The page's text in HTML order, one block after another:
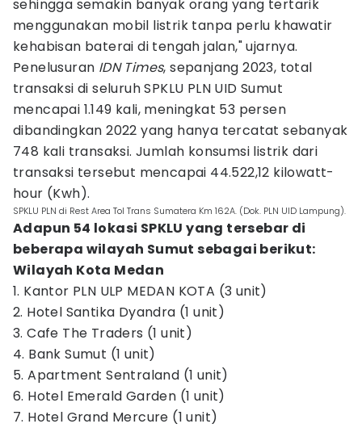
sehingga semakin banyak orang yang tertarik
menggunakan mobil listrik tanpa perlu khawatir
kehabisan baterai di tengah jalan," ujarnya.
Penelusuran IDN Times, sepanjang 2023, total
transaksi di seluruh SPKLU PLN UID Sumut
mencapai 1.149 kali, meningkat 53 persen
dibandingkan 2022 yang hanya tercatat sebanyak
748 kali transaksi. Jumlah konsumsi listrik dari
transaksi tersebut mencapai 44.522,12 kilowatt-
hour (Kwh).
SPKLU PLN di Rest Area Tol Trans Sumatera Km 162A. (Dok. PLN UID Lampung).
Adapun 54 lokasi SPKLU yang tersebar di
beberapa wilayah Sumut sebagai berikut:
Wilayah Kota Medan
1. Kantor PLN ULP MEDAN KOTA (3 unit)
2. Hotel Santika Dyandra (1 unit)
3. Cafe The Traders (1 unit)
4. Bank Sumut (1 unit)
5. Apartment Sentraland (1 unit)
6. Hotel Emerald Garden (1 unit)
7. Hotel Grand Mercure (1 unit)